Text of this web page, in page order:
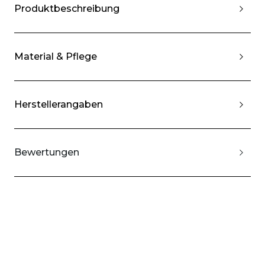
Produktbeschreibung
Material & Pflege
Herstellerangaben
Bewertungen